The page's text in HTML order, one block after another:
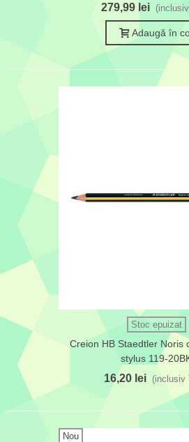
279,99 lei
Adaugă în
Stoc epuizat
Creion HB Staedtler Noris
stylus 119-
16,20 lei (inclusiv
Nou